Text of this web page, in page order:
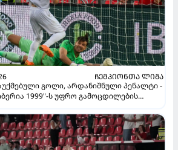
ᲩᲔᲛᲞᲘᲝᲜᲗᲐ ᲚᲘᲒᲐ
გოლი, არდანიშნული პენალტი -
1999"-ს უფრო გამოცდილების